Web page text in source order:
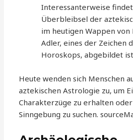
Interessanterweise
Überbleibsel der
im heutigen Wappen
Adler, eines der Zeichen
Horoskops, abgebildet
Heute wenden sich Menschen
aztekischen Astrologie zu, um
Charakterzüge zu erhalten
Sinngebung zu suchen.